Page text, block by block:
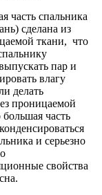
часть спальника
сделана из
ткани, что
пар и
влагу
делать
проницаемой
большая часть
и серьезно
свойства